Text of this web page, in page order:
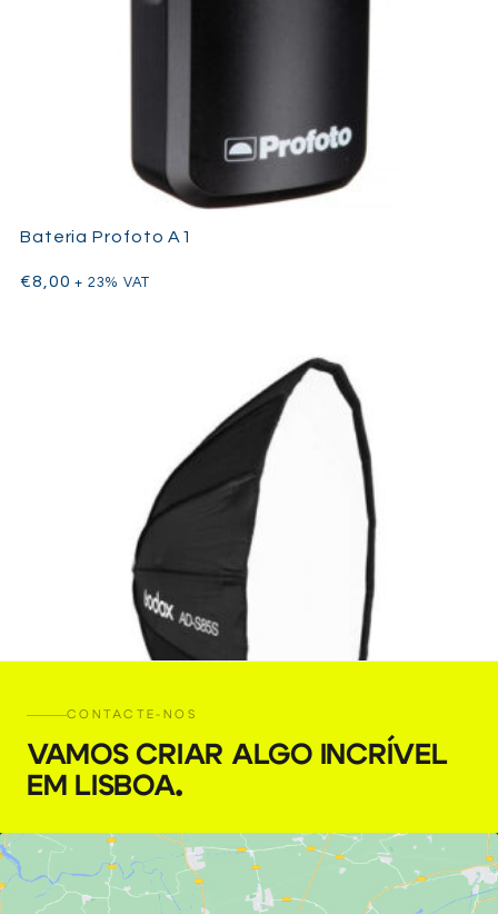
Bateria Profoto A1
€8,00 + 23% VAT
GODOX Parabólica AD-S85W
€7,00 + 23% VAT
CONTACTE-NOS
VAMOS CRIAR ALGO INCRÍVEL
EM LISBOA.